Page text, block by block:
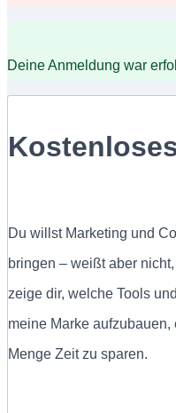
Deine Anmeldung war
Du willst Marketing und
bringen – weißt aber
zeige dir, welche Tools
meine Marke
Menge Zeit zu sparen.